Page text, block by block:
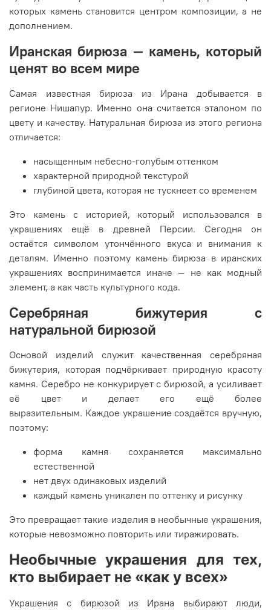
которых камень становится центром композиции, а не
дополнением.
Иранская бирюза — камень, который
ценят во всем мире
Самая известная бирюза из Ирана добывается в
регионе Нишапур. Именно она считается эталоном по
цвету и качеству. Натуральная бирюза из этого региона
отличается:
насыщенным небесно-голубым оттенком
характерной природной текстурой
глубиной цвета, которая не тускнеет со временем
Это камень с историей, который использовался в
украшениях ещё в древней Персии. Сегодня он
остаётся символом утончённого вкуса и внимания к
деталям. Именно поэтому камень бирюза в иранских
украшениях воспринимается иначе — не как модный
элемент, а как часть культурного кода.
Серебряная бижутерия с
натуральной бирюзой
Основой изделий служит качественная серебряная
бижутерия, которая подчёркивает природную красоту
камня. Серебро не конкурирует с бирюзой, а усиливает
её цвет и делает его ещё более
выразительным. Каждое украшение создаётся вручную,
поэтому:
форма камня сохраняется максимально
естественной
нет двух одинаковых изделий
каждый камень уникален по оттенку и рисунку
Это превращает такие изделия в необычные украшения,
которые невозможно повторить или тиражировать.
Необычные украшения для тех,
кто выбирает не «как у всех»
Украшения с бирюзой из Ирана выбирают люди,